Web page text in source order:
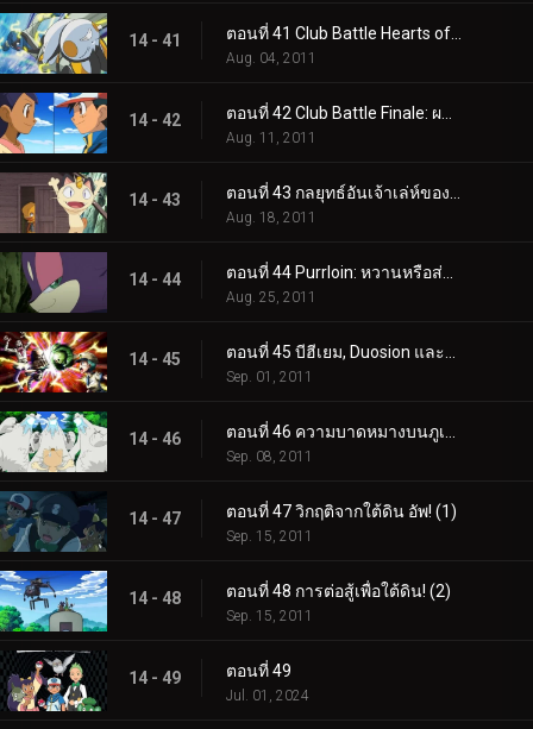
14 - 41
Aug. 04, 2011
14 - 42
Aug. 11, 2011
14 - 43
Aug. 18, 2011
14 - 44
Aug. 25, 2011
14 - 45
Sep. 01, 2011
14 - 46
Sep. 08, 2011
14 - 47 ตอนที่ 47 วิกฤติจากใต้ดิน อัพ! (1)
Sep. 15, 2011
14 - 48 ตอนที่ 48 การต่อสู้เพื่อใต้ดิน! (2)
Sep. 15, 2011
14 - 49 ตอนที่ 49
Jul. 01, 2024